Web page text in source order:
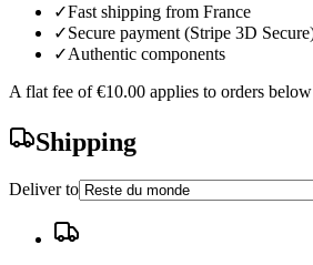
✓Fast shipping from France
✓Secure payment (Stripe 3D
✓Authentic components
A flat fee of €10.00 applies to orders below
Shipping
Deliver to